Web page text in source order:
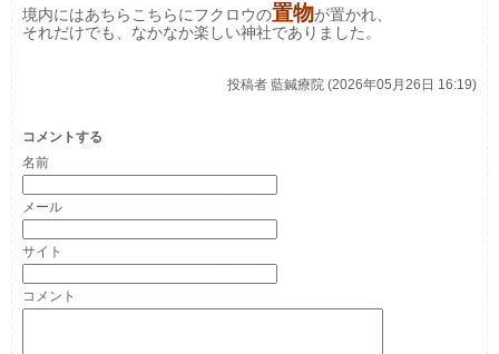
境内にはあちらこちらにフクロウの置物が置かれ、
それだけでも、なかなか楽しい神社でありました。
投稿者 藍鍼療院 (2026年05月26日 16:19)
コメントする
名前
メール
サイト
コメント